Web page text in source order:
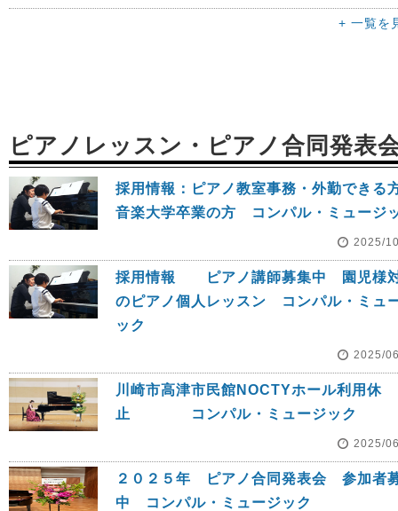
+ 一覧を
ピアノレッスン・ピアノ合同発表
採用情報：ピアノ教室事務・外勤でき
音楽大学卒業の方 コンパル・ミュージ
2025/
採用情報 ピアノ講師募集中 園児様
のピアノ個人レッスン コンパル・ミュ
ック
2025/
川崎市高津市民館NOCTYホール利用休
止 コンパル・ミュージック
2025/
２０２５年 ピアノ合同発表会 参加者
中 コンパル・ミュージック